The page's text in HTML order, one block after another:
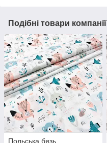
Подібні товари компанії
Польська бязь